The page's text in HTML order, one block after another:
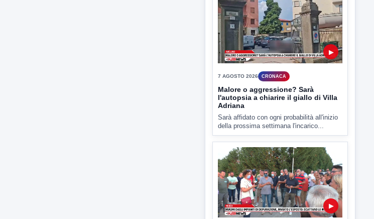
▶
7 AGOSTO 2026 CRONACA
Malore o aggressione? Sarà
l'autopsia a chiarire il giallo di Villa
Adriana
Sarà affidato con ogni probabilità all'inizio
della prossima settimana l'incarico...
▶